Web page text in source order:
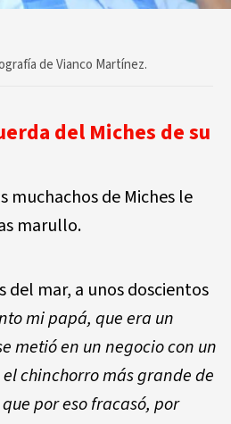
de Vianco Martínez.
del Miches de su
muchachos de Miches le
marullo.
del mar, a unos doscientos
mi papá, que era un
metió en un negocio con un
chinchorro más grande de
por eso fracasó, por